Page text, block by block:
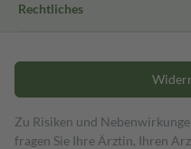
Rechtliches
Zu Risiken und
fragen Sie Ihre Ärztin, Ihren